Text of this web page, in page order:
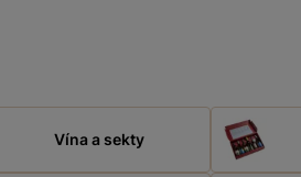
Vína a sekty